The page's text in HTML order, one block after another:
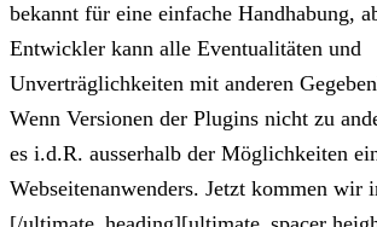
bekannt für eine einfache Handhabung,
Entwickler kann alle Eventualitäten und
Unverträglichkeiten mit anderen
Wenn Versionen der Plugins nicht zu
es i.d.R. ausserhalb der Möglichkeiten
Webseitenanwenders. Jetzt kommen wir